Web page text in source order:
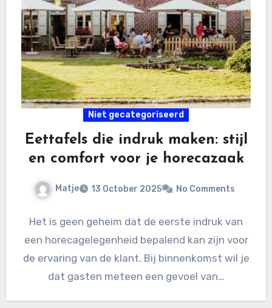
Niet gecategoriseerd
Eettafels die indruk maken: stijl
en comfort voor je horecazaak
Matje 13 October 2025 No Comments
Het is geen geheim dat de eerste indruk van
een horecagelegenheid bepalend kan zijn voor
de ervaring van de klant. Bij binnenkomst wil je
dat gasten meteen een gevoel van…